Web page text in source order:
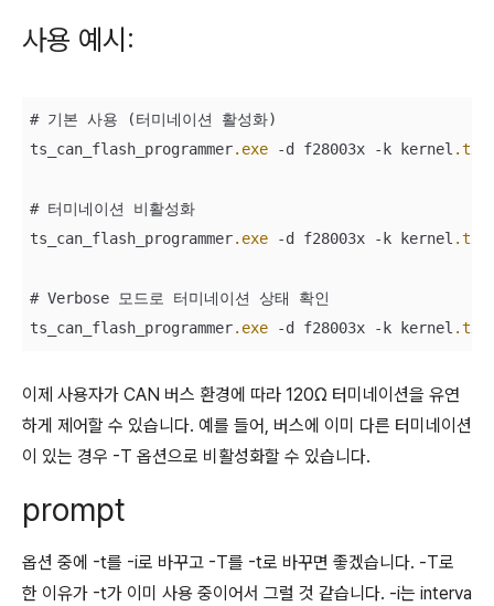
사용 예시:
# 기본 사용 (터미네이션 활성화)
ts_can_flash_programmer.exe -d f28003x -k kernel .txt
# 터미네이션 비활성화
ts_can_flash_programmer.exe -d f28003x -k kernel .txt
# Verbose 모드로 터미네이션 상태 확인
ts_can_flash_programmer.exe -d f28003x -k kernel .txt
이제 사용자가 CAN 버스 환경에 따라 120Ω 터미네이션을 유연
하게 제어할 수 있습니다. 예를 들어, 버스에 이미 다른 터미네이션
이 있는 경우 -T 옵션으로 비활성화할 수 있습니다.
prompt
옵션 중에 -t를 -i로 바꾸고 -T를 -t로 바꾸면 좋겠습니다. -T로
한 이유가 -t가 이미 사용 중이어서 그럴 것 같습니다. -i는 interva